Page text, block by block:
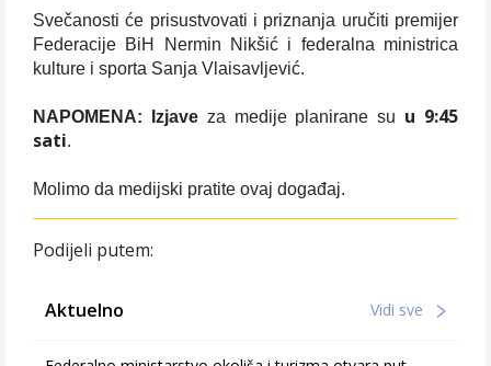
Svečanosti će prisustvovati i priznanja uručiti premijer
Federacije BiH Nermin Nikšić i federalna ministrica
kulture i sporta Sanja Vlaisavljević.
NAPOMENA: Izjaveza medije planirane su u 9:45
sati.
Molimo da medijski pratite ovaj događaj.
Podijeli putem:
Aktuelno Vidi sve